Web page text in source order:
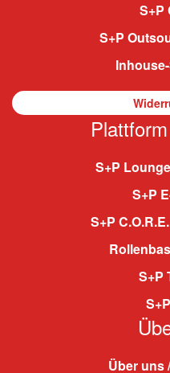
S+P
S+P
S+P
S+P
S+P
S+P
Über uns